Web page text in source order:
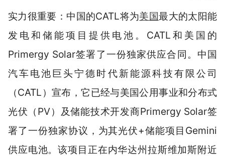
实力很重要：中国的CATL将为美国最大的太阳能
发电和储能项目提供电池。CATL和美国的
Primergy Solar签署了一份独家供应合同。中国
汽车电池巨头宁德时代新能源科技有限公司
（CATL）宣布，它已经与美国公用事业和分布式
光伏（PV）及储能技术开发商Primergy Solar签
署了一份独家协议，为其光伏+储能项目Gemini
供应电池。该项目正在内华达州拉斯维加斯附近